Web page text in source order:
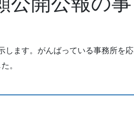
します。がんばっている事務所を応
。